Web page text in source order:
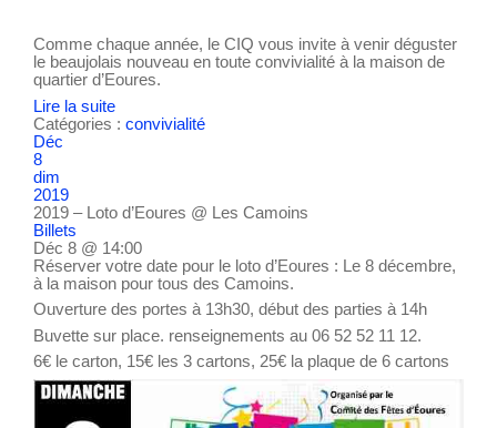
Comme chaque année, le CIQ vous invite à venir déguster
le beaujolais nouveau en toute convivialité à la maison de
quartier d’Eoures.
Lire la suite
Catégories : convivialité
Déc
8
dim
2019
2019 – Loto d’Eoures @ Les Camoins
Billets
Déc 8 @ 14:00
Réserver votre date pour le loto d’Eoures : Le 8 décembre,
à la maison pour tous des Camoins.
Ouverture des portes à 13h30, début des parties à 14h
Buvette sur place. renseignements au 06 52 52 11 12.
6€ le carton, 15€ les 3 cartons, 25€ la plaque de 6 cartons